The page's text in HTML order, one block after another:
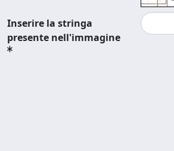
Inserire la stringa
presente nell'immagine